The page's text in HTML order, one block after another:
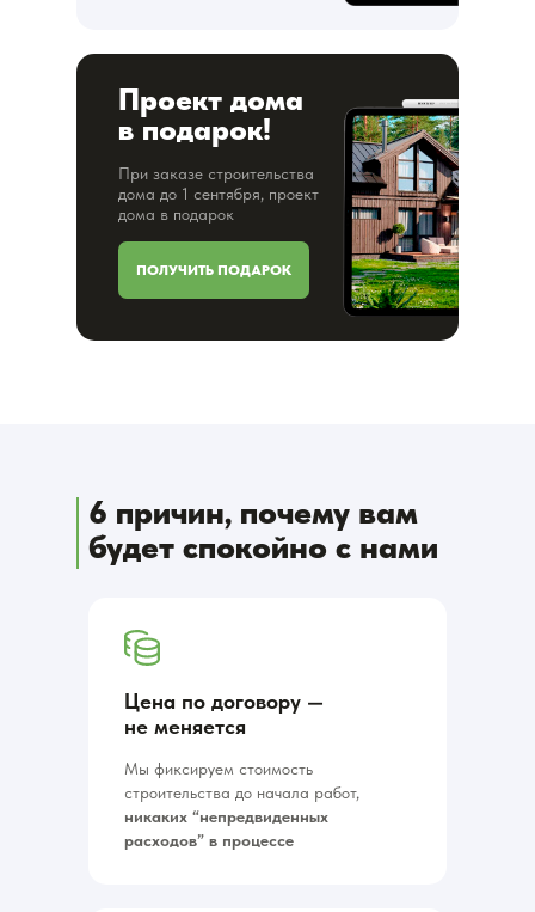
Проект дома
в подарок!
При заказе строительства
дома до 1 сентября, проект
дома в подарок
ПОЛУЧИТЬ ПОДАРОК
6 причин, почему вам
будет спокойно с нами
Мы фиксируем стоимость
строительства до начала работ,
никаких “непредвиденных
расходов” в процессе
Цена по договору —
не меняется